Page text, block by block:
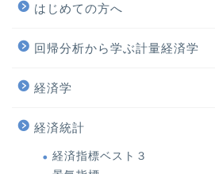
はじめての方へ
回帰分析から学ぶ計量経済学
経済学
経済統計
経済指標ベスト３